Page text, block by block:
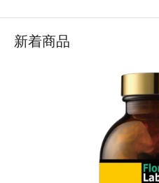
新着商品